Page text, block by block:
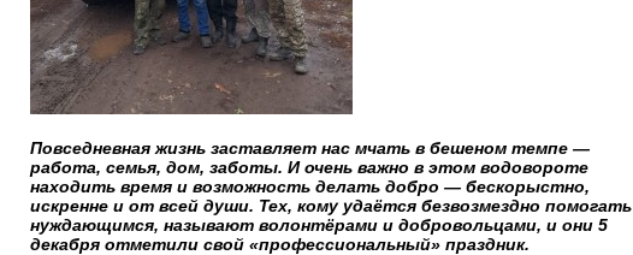
Повседневная жизнь заставляет нас мчать в бешеном темпе —
работа, семья, дом, заботы. И очень важно в этом водовороте
находить время и возможность делать добро — бескорыстно,
искренне и от всей души. Тех, кому удаётся безвозмездно помогать
нуждающимся, называют волонтёрами и добровольцами, и они 5
декабря отметили свой «профессиональный» праздник.